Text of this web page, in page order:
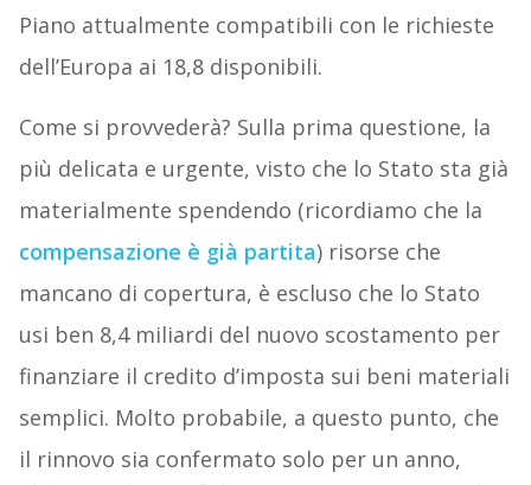
Piano attualmente compatibili con le richieste
dell’Europa ai 18,8 disponibili.
Come si provvederà? Sulla prima questione, la
più delicata e urgente, visto che lo Stato sta già
materialmente spendendo (ricordiamo che la
compensazione è già partita) risorse che
mancano di copertura, è escluso che lo Stato
usi ben 8,4 miliardi del nuovo scostamento per
finanziare il credito d’imposta sui beni materiali
semplici. Molto probabile, a questo punto, che
il rinnovo sia confermato solo per un anno,